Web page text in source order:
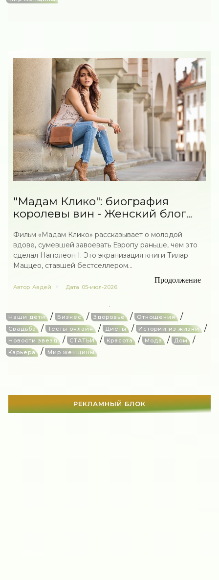
"Мадам Клико": биография
королевы вин - Женский блог...
Фильм «Мадам Клико» рассказывает о молодой
вдове, сумевшей завоевать Европу раньше, чем это
сделал Наполеон I. Это экранизация книги Тилар
Маццео, ставшей бестселлером...
Продолжение
Автор Авдей Дата 05-июл-2026
Наши дети / Бизнес / Здоровье / Отношения /
Свадьба / Тесты онлайн / Диеты / Истории из жизни /
Новости звезд / СТАТЬИ / Красота / Мода / Дом /
Карьера / Мир женщины
РЕКЛАМНЫЙ БЛОК